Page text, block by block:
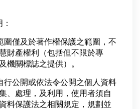
圍僅及於著作權保護之範圍，不
財產權利（包括但不限於專
機關標誌之提供）。
行公開或依法令公開之個人資料
、處理，及利用，使用者須自
料保護法之相關規定，規劃並